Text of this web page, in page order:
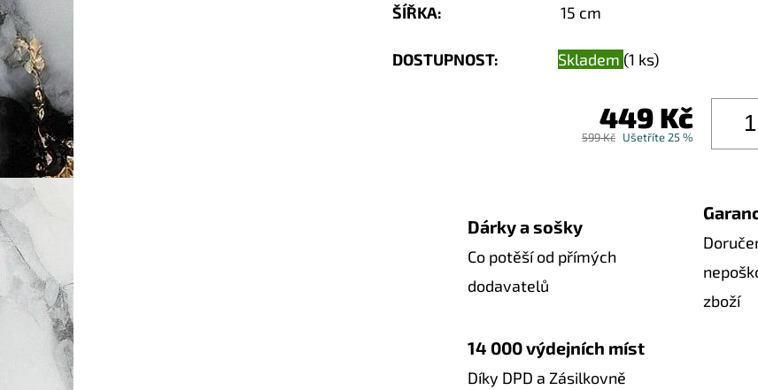
ŠÍŘKA: 15 cm
DOSTUPNOST: Skladem (1 ks)
449 Kč
599 Kč Ušetříte 25 %
Dárky a sošky
Co potěší od přímých
dodavatelů
zboží
14 000 výdejních míst
Díky DPD a Zásilkovně